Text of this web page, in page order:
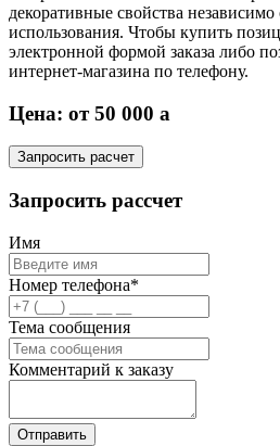
декоративные свойства независимо
использования. Чтобы купить
электронной формой заказа либо
интернет-магазина по телефону.
Цена: от 50 000 a
Запросить расчет
Запросить рассчет
Имя
Номер телефона*
Тема сообщения
Комментарий к заказу
Отправить